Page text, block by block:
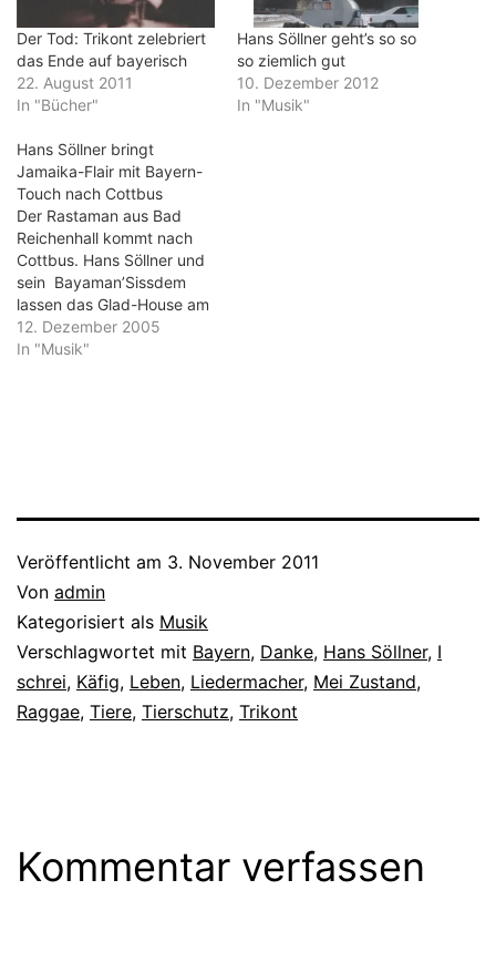
Der Tod: Trikont zelebriert
das Ende auf bayerisch
22. August 2011
In "Bücher"
Hans Söllner geht’s so so
so ziemlich gut
10. Dezember 2012
In "Musik"
Hans Söllner bringt
Jamaika-Flair mit Bayern-
Touch nach Cottbus
Der Rastaman aus Bad
Reichenhall kommt nach
Cottbus. Hans Söllner und
sein Bayaman’Sissdem
lassen das Glad-House am
Dienstag ab 21 Uhr
vibrieren. Söllner ist einer
12. Dezember 2005
In "Musik"
Veröffentlicht am 3. November 2011
Von admin
Kategorisiert als Musik
Verschlagwortet mit Bayern, Danke, Hans Söllner, I
schrei, Käfig, Leben, Liedermacher, Mei Zustand,
Raggae, Tiere, Tierschutz, Trikont
Kommentar verfassen